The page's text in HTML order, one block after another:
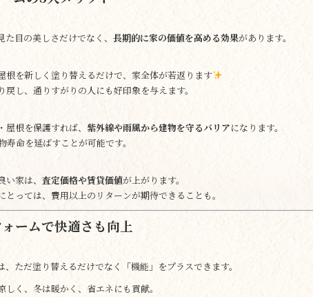
目の美しさだけでなく、 長期的に家の価値を高める効果があります。
根を新しく塗り替えるだけで、家全体が若返ります
し、通りすがりの人にも好印象を与えます。
根を保護すれば、 紫外線や雨風から建物を守るバリアになります。
命を延ばすことが可能です。
家は、 査定価格や賃貸価値が上がります。
とっては、費用以上のリターンが期待できることも。
ームで快適さも向上
ただ塗り替えるだけでなく「機能」をプラスできます。
しく、冬は暖かく、省エネにも貢献。